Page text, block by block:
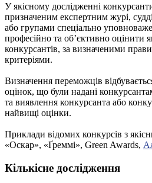
У якісному дослідженні
призначеним експертним журі,
або групами спеціально
професійно та об’єктивно оцінити
конкурсантів, за визначеними
критеріями.
Визначення переможців
оцінок, що були надані
та виявлення конкурсанта або
найвищі оцінки.
Приклади відомих конкурсів з
«Оскар», «Ґреммі», Green Awards,
Кількісне дослідження